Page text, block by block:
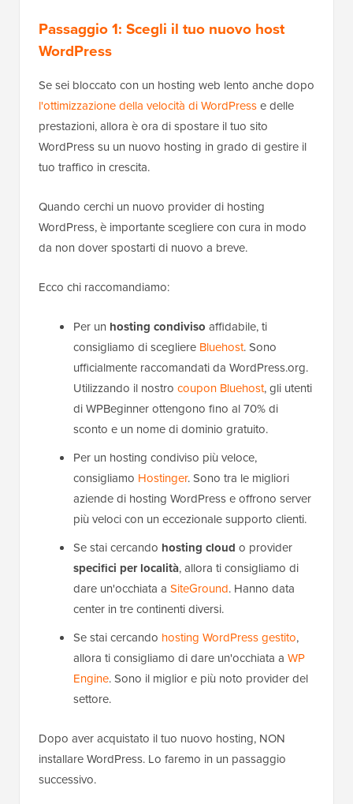
Passaggio 1: Scegli il tuo nuovo host
WordPress
Se sei bloccato con un hosting web lento anche dopo
l'ottimizzazione della velocità di WordPresse delle
prestazioni, allora è ora di spostare il tuo sito
WordPress su un nuovo hosting in grado di gestire il
tuo traffico in crescita.
Quando cerchi un nuovo provider di hosting
WordPress, è importante scegliere con cura in modo
da non dover spostarti di nuovo a breve.
Ecco chi raccomandiamo:
Per un hosting condiviso affidabile, ti
consigliamo di scegliere Bluehost. Sono
ufficialmente raccomandati da WordPress.org.
Utilizzando il nostro coupon Bluehost, gli utenti
di WPBeginner ottengono fino al 70% di
sconto e un nome di dominio gratuito.
Per un hosting condiviso più veloce,
consigliamo Hostinger. Sono tra le migliori
aziende di hosting WordPress e offrono server
più veloci con un eccezionale supporto clienti.
Se stai cercando hosting cloud o provider
specifici per località, allora ti consigliamo di
dare un'occhiata a SiteGround. Hanno data
center in tre continenti diversi.
Se stai cercando hosting WordPress gestito,
allora ti consigliamo di dare un'occhiata a WP
Engine. Sono il miglior e più noto provider del
settore.
Dopo aver acquistato il tuo nuovo hosting, NON
installare WordPress. Lo faremo in un passaggio
successivo.